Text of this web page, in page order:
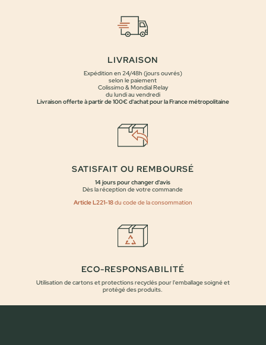
LIVRAISON
Expédition en 24/48h (jours ouvrés)
selon le paiement
Colissimo & Mondial Relay
du lundi au vendredi
Livraison offerte à partir de 100€ d'achat pour la France métropolitaine
SATISFAIT OU REMBOURSÉ
14 jours pour changer d'avis
Dès la réception de votre commande
Article L221-18du code de la consommation
ECO-RESPONSABILITÉ
Utilisation de cartons et protections recyclés pour l'emballage soigné et
protégé des produits.